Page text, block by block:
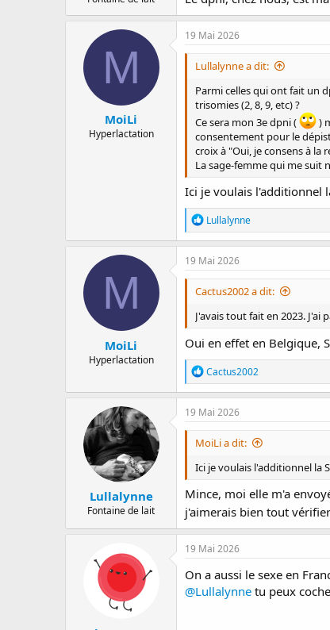
M
MoiLi
Hyperlactation
19 Mai 2026
Lullalynne a dit:
Parmi celles qui ont fait un
trisomies (2, 8, 9, etc) ?
Ce sera mon 3e dpni (
)
consentement pour le
croix à "Oui, je consens à
La sage-femme qui me suit
Ici je voulais l'additionnel
R
é
a
c
o
s
Lullalynne
M
MoiLi
Hyperlactation
19 Mai 2026
Cactus2002 a dit:
J'avais tout fait en 2023.
Oui en effet en Belgique,
R
é
a
c
o
s
Cactus2002
Lullalynne
Fontaine de lait
19 Mai 2026
MoiLi a dit:
Ici je voulais l'additionnel la
Mince, moi elle m'a
j'aimerais bien tout vérifier
19 Mai 2026
On a aussi le sexe en
@Lullalynne tu peux